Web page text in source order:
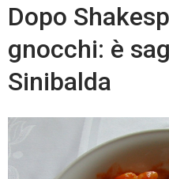
Dopo
gnocchi: è
Sinibalda